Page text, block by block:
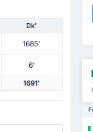
Dk'
1685'
6'
1691'